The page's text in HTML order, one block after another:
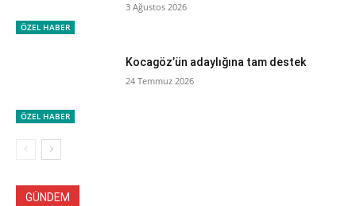
ÖZEL HABER
3 Ağustos 2026
ÖZEL HABER
Kocagöz’ün adaylığına tam destek
24 Temmuz 2026
GÜNDEM